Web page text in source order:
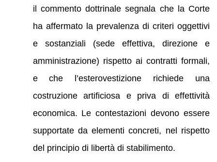
il commento dottrinale segnala che la Corte
ha affermato la prevalenza di criteri oggettivi
e sostanziali (sede effettiva, direzione e
amministrazione) rispetto ai contratti formali,
e che l’esterovestizione richiede una
costruzione artificiosa e priva di effettività
economica. Le contestazioni devono essere
supportate da elementi concreti, nel rispetto
del principio di libertà di stabilimento.